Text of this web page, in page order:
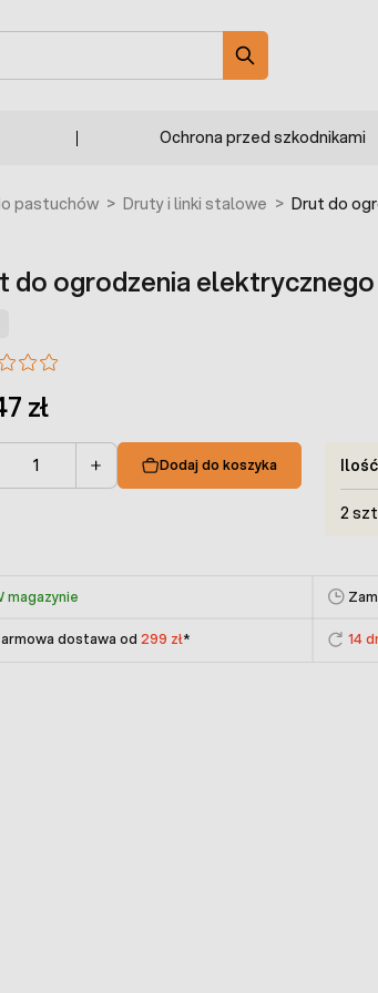
Ochrona przed szkodnikami
pastuchów > Druty i linki stalowe > Drut do
do ogrodzenia
zł
Dodaj do koszyka Ilość
2
magazynie
dostawa od 299 zł* 14